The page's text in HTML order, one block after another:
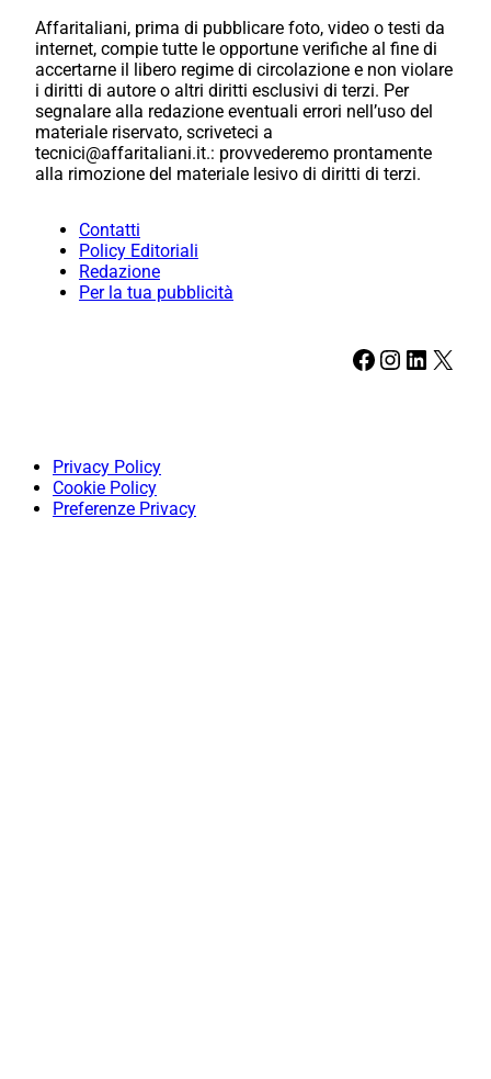
Affaritaliani, prima di pubblicare foto, video o testi da
internet, compie tutte le opportune verifiche al fine di
accertarne il libero regime di circolazione e non violare
i diritti di autore o altri diritti esclusivi di terzi. Per
segnalare alla redazione eventuali errori nell’uso del
materiale riservato, scriveteci a
tecnici@affaritaliani.it.: provvederemo prontamente
alla rimozione del materiale lesivo di diritti di terzi.
Contatti
Policy Editoriali
Redazione
Per la tua pubblicità
Facebook Instagram LinkedIn X
Privacy Policy
Cookie Policy
Preferenze Privacy